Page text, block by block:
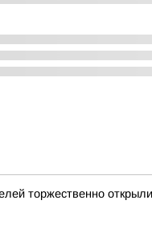
торжественно